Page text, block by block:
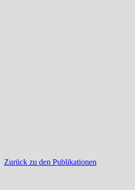
Zurück zu den Publikationen